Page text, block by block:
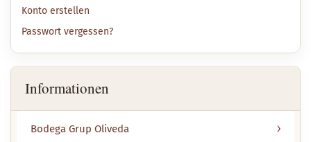
Konto erstellen
Passwort vergessen?
Informationen
Bodega Grup Oliveda